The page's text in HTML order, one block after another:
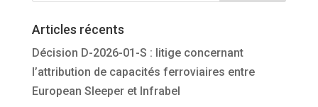
Articles récents
Décision D-2026-01-S : litige concernant
l’attribution de capacités ferroviaires entre
European Sleeper et Infrabel